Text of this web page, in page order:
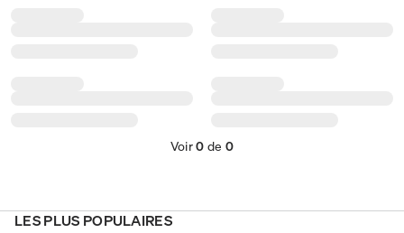
Voir0 de 0
LES PLUS POPULAIRES